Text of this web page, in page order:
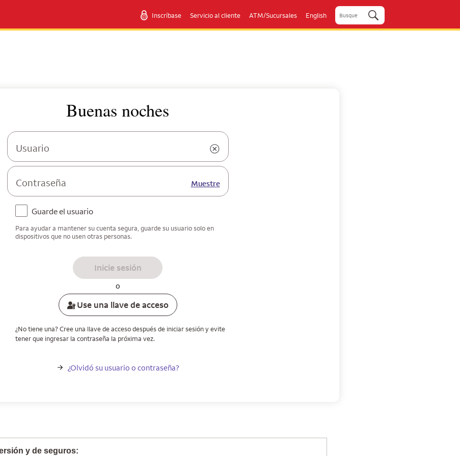
Inscríbase Servicio al cliente ATM/Sucursales English
Buenas noches
Usuario
Contraseña Muestre
Guarde el usuario
Para ayudar a mantener su cuenta segura, guarde su usuario solo en
dispositivos que no usen otras personas.
Inicie sesión
o
Use una llave de acceso
¿No tiene una? Cree una llave de acceso después de iniciar sesión y evite
tener que ingresar la contraseña la próxima vez.
¿Olvidó su usuario o contraseña?
y de seguros: